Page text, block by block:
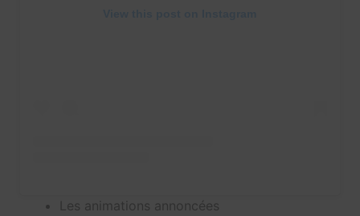
Les animations annoncées